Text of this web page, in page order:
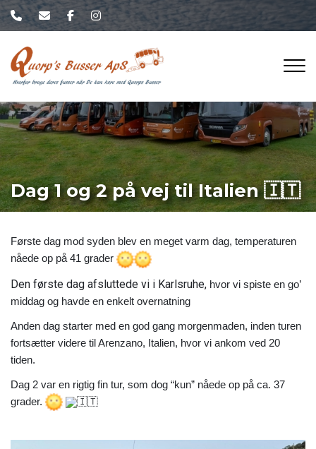
Gå
Dag 1 og 2 på vej til Italien 🇮🇹
Første dag mod syden blev en meget varm dag, temperaturen
nåede op på 41 grader
Den første dag afsluttede vi i Karlsruhe, hvor vi spiste en go’
middag og havde en enkelt overnatning
Anden dag starter med en god gang morgenmaden, inden turen
fortsætter videre til Arenzano, Italien, hvor vi ankom ved 20
tiden.
Dag 2 var en rigtig fin tur, som dog “kun” nåede op på ca. 37
grader.